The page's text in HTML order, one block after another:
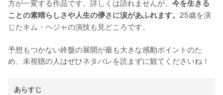
方が一変する作品です。詳しくは語れませんが、 今を生きる
ことの素晴らしさや人生の儚さに涙があふれます。 25歳を演
じたキム・ヘジャの演技も見どころです。
予想もつかない終盤の展開が最も大きな感動ポイントのた
め、未視聴の人はぜひネタバレを読まずに観てくださいね！
あらすじ